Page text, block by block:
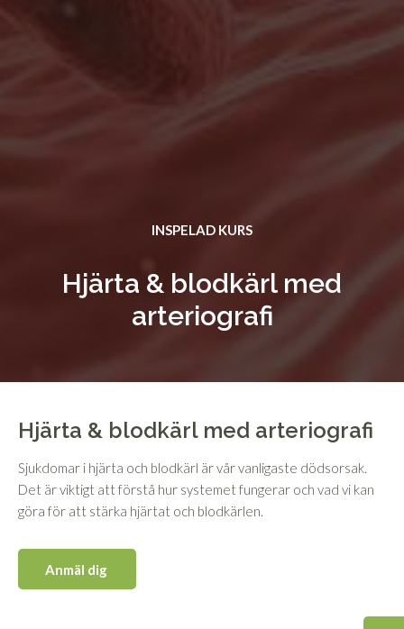
INSPELAD KURS
Hjärta & blodkärl med
arteriografi
Hjärta & blodkärl med arteriografi
Sjukdomar i hjärta och blodkärl är vår vanligaste dödsorsak.
Det är viktigt att förstå hur systemet fungerar och vad vi kan
göra för att stärka hjärtat och blodkärlen.
Anmäl dig